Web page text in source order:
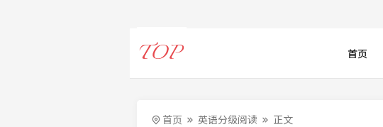
首页
首页 英语分级阅读 正文